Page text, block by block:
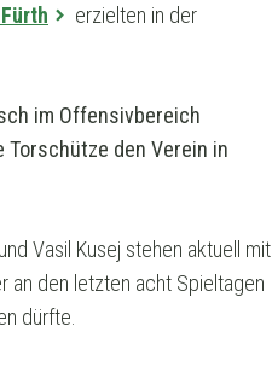
erzielten in der
im Offensivbereich
den Verein in
Vasil Kusej stehen aktuell mit
an den letzten acht Spieltagen
dürfte.